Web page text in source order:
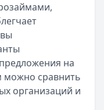
на
можно сравнить
организаций и